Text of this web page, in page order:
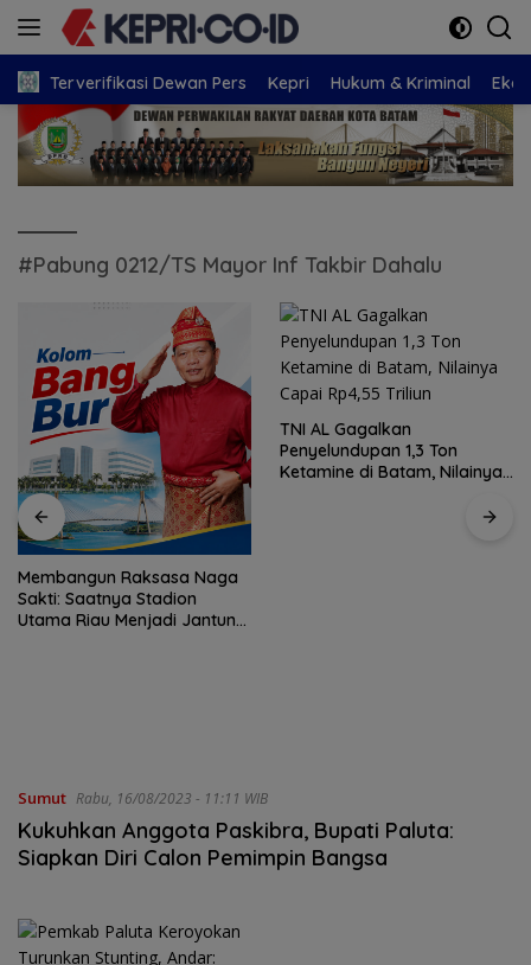
Langsung
Terverifikasi Dewan Pers Kepri Hukum & Kriminal
#Pabung 0212/TS Mayor Inf Takbir Dahalu
Membangun Raksasa Naga
Sakti: Saatnya Stadion
Utama Riau Menjadi Jantung
TNI AL Gagalkan
Penyelundupan 1,3 Ton
Ketamine di Batam, Nilainya
Sumut Rabu, 16/08/2023 - 11:11 WIB
Kukuhkan Anggota Paskibra, Bupati Paluta:
Siapkan Diri Calon Pemimpin Bangsa